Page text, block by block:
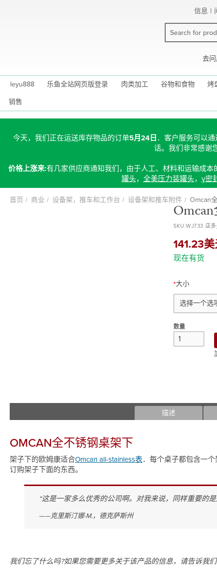
信息 |
去
leyu888 乐鱼全站网页版登录 肉类加工 谷物和食物 烤
销售
今天，我们正在运送库存物品的订单5月24日 ．客户服务可以
话。我们非常感谢
价格上涨来:有几家供应商通知我们，由于人工、材料和运输成
罐头， 全美压力装罐头， γ密
首页 商业 设备架，推车和工作台 设备架和推车附件 Omcan
SKU:WJ733 店多
141.23
现在有货
大小
数量
描述
OMCAN全不锈钢桌架下
架子下的欧姆康适合Omcan all-stainless表．每个桌子都包含一
订购架子下面的东西。
“这是一家多么优秀的公司啊。对我来说，同样重要的
——克里斯汀娜·M.，德克萨斯州
我们忘了什么吗?如果您需要更多关于该产品的信息，请告诉我